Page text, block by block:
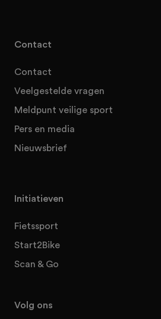
Contact
Contact
Veelgestelde vragen
Meldpunt veilige sport
Pers en media
Nieuwsbrief
Initiatieven
Fietssport
Start2Bike
Scan & Go
Volg ons